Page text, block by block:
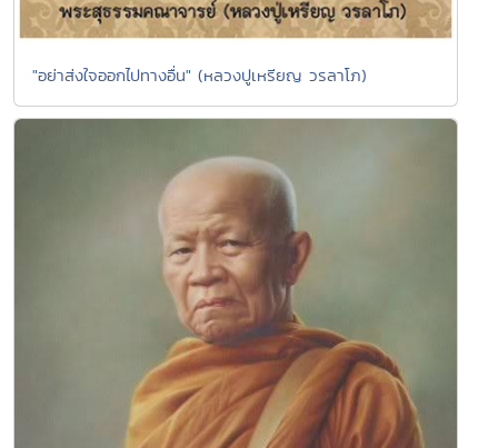
"อย่าส่งใจออกไปทางอื่น" (หลวงปูเหรียญ วรลาโภ)